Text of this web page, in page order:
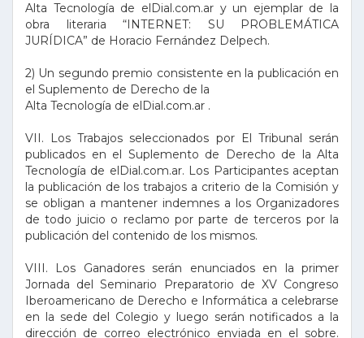
Alta Tecnología de elDial.com.ar y un ejemplar de la
obra literaria “INTERNET: SU PROBLEMÁTICA
JURÍDICA” de Horacio Fernández Delpech.
2) Un segundo premio consistente en la publicación en
el Suplemento de Derecho de la
Alta Tecnología de elDial.com.ar .
VII. Los Trabajos seleccionados por El Tribunal serán
publicados en el Suplemento de Derecho de la Alta
Tecnología de elDial.com.ar. Los Participantes aceptan
la publicación de los trabajos a criterio de la Comisión y
se obligan a mantener indemnes a los Organizadores
de todo juicio o reclamo por parte de terceros por la
publicación del contenido de los mismos.
VIII. Los Ganadores serán enunciados en la primer
Jornada del Seminario Preparatorio de XV Congreso
Iberoamericano de Derecho e Informática a celebrarse
en la sede del Colegio y luego serán notificados a la
dirección de correo electrónico enviada en el sobre.